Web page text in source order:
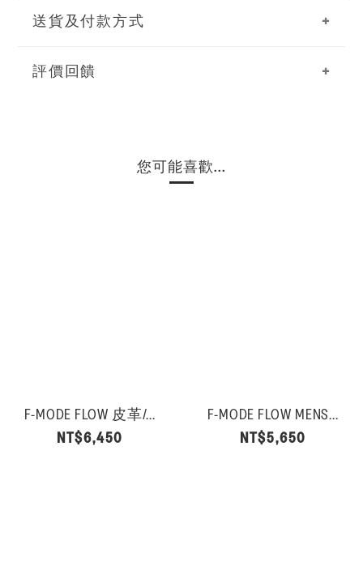
送貨及付款方式
評價回饋
您可能喜歡...
F-MODE FLOW 皮革/...
NT$6,450
F-MODE FLOW MENS...
NT$5,650